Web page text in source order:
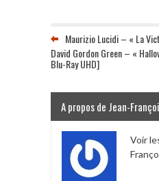
Maurizio Lucidi – « La
David Gordon Green – «
Blu-Ray UHD]
A propos de Jean-
Voir